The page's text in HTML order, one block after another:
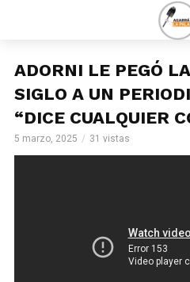
ADORNI LE PEGÓ
SIGLO A UN
“DICE CUALQUIER
5 marzo, 2025 31 vistas